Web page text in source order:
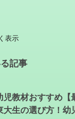
表示
記事
児教材おすすめ【
大生の選び方！幼